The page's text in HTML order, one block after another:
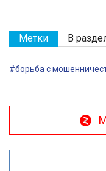
Метки В
#борьба с